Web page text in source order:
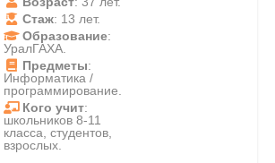
Стаж: 13 лет.
Образование:
УралГАХА.
Предметы:
Информатика /
программирование.
Кого учит:
школьников 8-11
класса, студентов,
взрослых.